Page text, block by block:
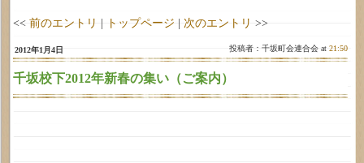
<< 前のエントリ | トップページ | 次のエントリ >>
2012年1月4日 投稿者：千坂町会連合会 at21:50
千坂校下2012年新春の集い（ご案内）